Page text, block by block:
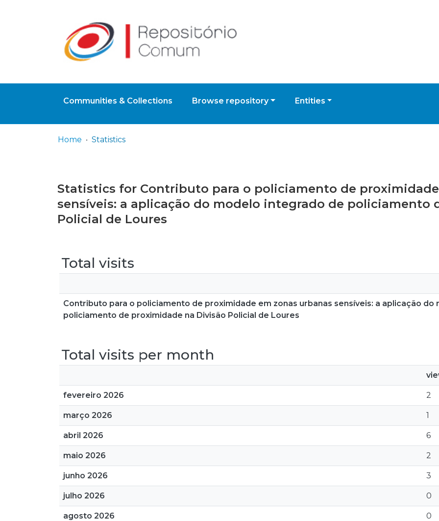
Communities & Collections Browse repository Entities
Home Statistics
Statistics for Contributo para o policiamento de
sensíveis: a aplicação do modelo integrado de policiamento
Policial de Loures
Total visits
Contributo para o policiamento de proximidade em zonas urbanas sensíveis: a aplicação do
policiamento de proximidade na Divisão Policial de Loures
Total visits per month
fevereiro 2026 2
março 2026 1
abril 2026 6
maio 2026 2
junho 2026 3
julho 2026 0
agosto 2026 0